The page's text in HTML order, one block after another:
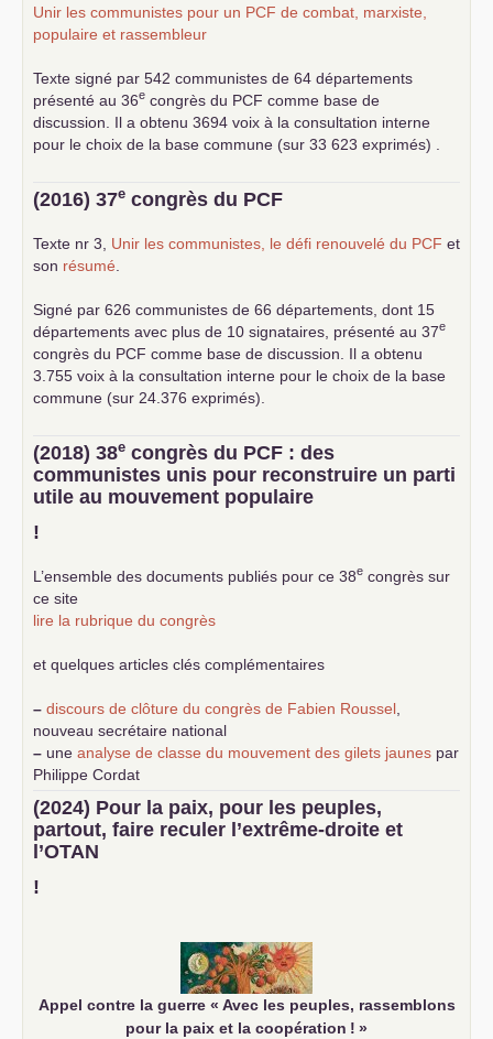
Unir les communistes pour un PCF de combat, marxiste,
populaire et rassembleur
Texte signé par 542 communistes de 64 départements
présenté au 36e congrès du PCF comme base de
discussion. Il a obtenu 3694 voix à la consultation interne
pour le choix de la base commune (sur 33 623 exprimés) .
(2016) 37e congrès du PCF
Texte nr 3, Unir les communistes, le défi renouvelé du PCF et
son résumé
Signé par 626 communistes de 66 départements, dont 15
départements avec plus de 10 signataires, présenté au 37e
congrès du PCF comme base de discussion. Il a obtenu
3.755 voix à la consultation interne pour le choix de la base
commune (sur 24.376 exprimés).
(2018) 38e congrès du PCF : des
communistes unis pour reconstruire un parti
utile au mouvement populaire
!
L’ensemble des documents publiés pour ce 38e congrès sur
ce site
lire la rubrique du congrès
et quelques articles clés complémentaires
– discours de clôture du congrès de Fabien Roussel
nouveau secrétaire national
– une analyse de classe du mouvement des gilets jaunes par
Philippe Cordat
–
un texte de Jean-Claude Delaunay
le marxisme est la
science sociale de notre temps
–un appel proposé aux partis communistes et ouvrier
d’Europe
–
(2024) Pour la paix, pour les peuples,
partout, faire reculer l’extrême-droite et
l’OTAN
!
Appel contre la guerre « Avec les peuples, rassemblons
pour la paix et la coopération ! »